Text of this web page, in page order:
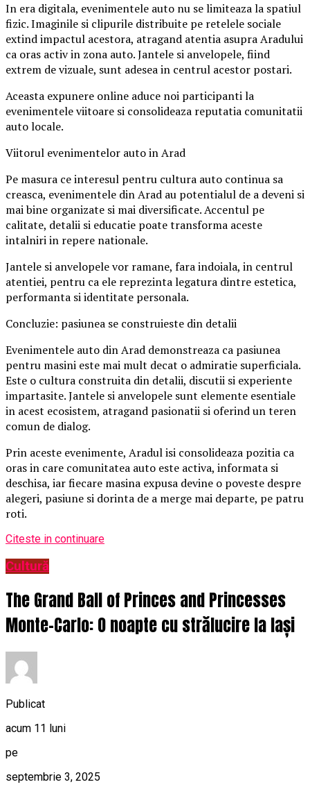
In era digitala, evenimentele auto nu se limiteaza la spatiul
fizic. Imaginile si clipurile distribuite pe retelele sociale
extind impactul acestora, atragand atentia asupra Aradului
ca oras activ in zona auto. Jantele si anvelopele, fiind
extrem de vizuale, sunt adesea in centrul acestor postari.
Aceasta expunere online aduce noi participanti la
evenimentele viitoare si consolideaza reputatia comunitatii
auto locale.
Viitorul evenimentelor auto in Arad
Pe masura ce interesul pentru cultura auto continua sa
creasca, evenimentele din Arad au potentialul de a deveni si
mai bine organizate si mai diversificate. Accentul pe
calitate, detalii si educatie poate transforma aceste
intalniri in repere nationale.
Jantele si anvelopele vor ramane, fara indoiala, in centrul
atentiei, pentru ca ele reprezinta legatura dintre estetica,
performanta si identitate personala.
Concluzie: pasiunea se construieste din detalii
Evenimentele auto din Arad demonstreaza ca pasiunea
pentru masini este mai mult decat o admiratie superficiala.
Este o cultura construita din detalii, discutii si experiente
impartasite. Jantele si anvelopele sunt elemente esentiale
in acest ecosistem, atragand pasionatii si oferind un teren
comun de dialog.
Prin aceste evenimente, Aradul isi consolideaza pozitia ca
oras in care comunitatea auto este activa, informata si
deschisa, iar fiecare masina expusa devine o poveste despre
alegeri, pasiune si dorinta de a merge mai departe, pe patru
roti.
Citeste in continuare
Cultură
The Grand Ball of Princes and Princesses
Monte-Carlo: O noapte cu strălucire la Iași
Publicat
acum 11 luni
pe
septembrie 3, 2025